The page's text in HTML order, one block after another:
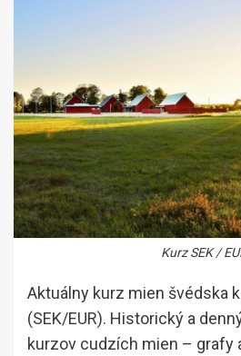
Kurz SEK /
Aktuálny kurz mien švédska
(SEK/EUR). Historický a
kurzov cudzích mien – grafy